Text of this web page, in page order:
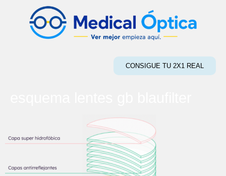
CONSIGUE TU 2X1 REAL